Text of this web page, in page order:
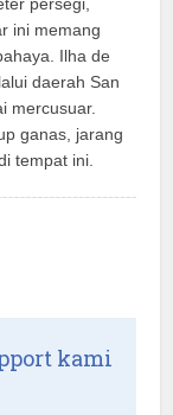
ini memang
Ilha de
daerah San
mercusuar.
ganas, jarang
tempat ini.
kami